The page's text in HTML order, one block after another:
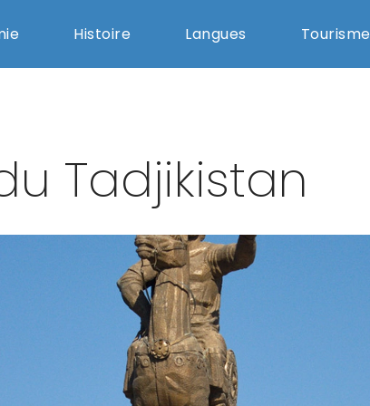
Histoire Langues Tourisme
Tadjikistan